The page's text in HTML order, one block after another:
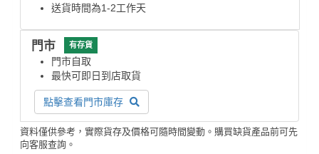
送貨時間為1-2工作天
門市 有存貨
門市自取
最快可即日到店取貨
點擊查看門市庫存
資料僅供參考，實際貨存及價格可隨時間變動。購買缺貨產品前可先
向客服查詢。